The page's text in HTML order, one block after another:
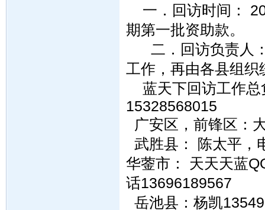
一．回访时间：
期第一批资助款。
二．回访负责人：
工作，再由各县组织
蓝天下回访工作总
15328568015
广安区，前锋区：
武胜县： 陈太平，
华蓥市： 天天天蓝
话13696189567
岳池县：杨凯